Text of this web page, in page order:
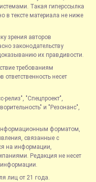
Такая гиперссылка
в тексте материала не ниже
зрения авторов
законодательству
их правдивости.
требованиям
несет
"Спецпроект",
и "Резонанс",
форматом,
связанные с
на информации,
Редакция не несет
информации.
лиц от 21 года.